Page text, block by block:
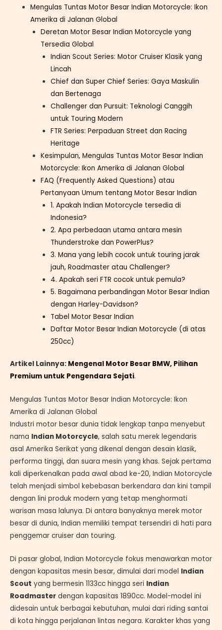
Mengulas Tuntas Motor Besar Indian Motorcycle: Ikon
Amerika di Jalanan Global
Deretan Motor Besar Indian Motorcycle yang
Tersedia Global
Indian Scout Series: Motor Cruiser Klasik yang
Lincah
Chief dan Super Chief Series: Gaya Maskulin
dan Bertenaga
Challenger dan Pursuit: Teknologi Canggih
untuk Touring Modern
FTR Series: Perpaduan Street dan Racing
Heritage
Kesimpulan, Mengulas Tuntas Motor Besar Indian
Motorcycle: Ikon Amerika di Jalanan Global
FAQ (Frequently Asked Questions) atau
Pertanyaan Umum tentang Motor Besar Indian
1. Apakah Indian Motorcycle tersedia di
Indonesia?
2. Apa perbedaan utama antara mesin
Thunderstroke dan PowerPlus?
3. Mana yang lebih cocok untuk touring jarak
jauh, Roadmaster atau Challenger?
4. Apakah seri FTR cocok untuk pemula?
5. Bagaimana perbandingan Motor Besar Indian
dengan Harley-Davidson?
Tabel Motor Besar Indian
Daftar Motor Besar Indian Motorcycle (di atas
250cc)
Artikel Lainnya: Mengenal Motor Besar BMW, Pilihan
Premium untuk Pengendara Sejati.
Mengulas Tuntas Motor Besar Indian Motorcycle: Ikon
Amerika di Jalanan Global
Industri motor besar dunia tidak lengkap tanpa menyebut
nama Indian Motorcycle, salah satu merek legendaris
asal Amerika Serikat yang dikenal dengan desain klasik,
performa tinggi, dan suara mesin yang khas. Sejak pertama
kali diperkenalkan pada awal abad ke-20, Indian Motorcycle
telah menjadi simbol kebebasan berkendara dan kini tampil
dengan lini produk modern yang tetap menghormati
warisan masa lalunya. Di antara banyaknya merek motor
besar di dunia, Indian memiliki tempat tersendiri di hati para
penggemar cruiser dan touring.
Di pasar global, Indian Motorcycle fokus menawarkan motor
dengan kapasitas mesin besar, dimulai dari model Indian
Scout yang bermesin 1133cc hingga seri Indian
Roadmaster dengan kapasitas 1890cc. Model-model ini
didesain untuk berbagai kebutuhan, mulai dari riding santai
di kota hingga perjalanan lintas negara. Karakter khas yang